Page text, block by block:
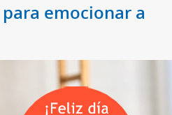
emocionar a